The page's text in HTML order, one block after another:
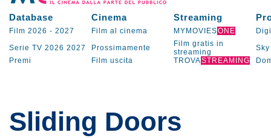
Database Cinema Streaming
Film 2026 - 2027 Film al cinema MYMOVIESONE
Serie TV 2026 2027 Prossimamente
Film gratis in
streaming
Sky
Premi
Film uscita TROVASTREAMING
Sliding Doors